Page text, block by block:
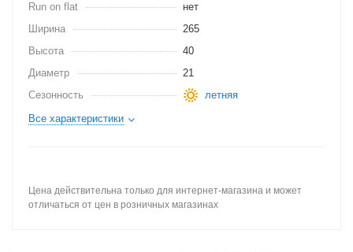
Run on flat
нет
Ширина
265
Высота
40
Диаметр
21
Сезонность
летняя
Все характеристики
Цена действительна только для интернет-магазина и может
отличаться от цен в розничных магазинах